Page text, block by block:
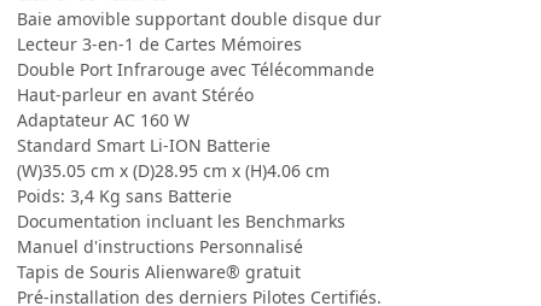
Baie amovible supportant double disque dur
Lecteur 3-en-1 de Cartes Mémoires
Double Port Infrarouge avec Télécommande
Haut-parleur en avant Stéréo
Adaptateur AC 160 W
Standard Smart Li-ION Batterie
(W)35.05 cm x (D)28.95 cm x (H)4.06 cm
Poids: 3,4 Kg sans Batterie
Documentation incluant les Benchmarks
Manuel d'instructions Personnalisé
Tapis de Souris Alienware® gratuit
Pré-installation des derniers Pilotes Certifiés.